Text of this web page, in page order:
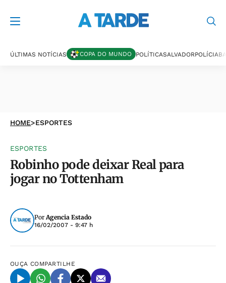
ÚLTIMAS NOTÍCIAS COPA DO MUNDO POLÍTICASALVADORPOLÍCIA
HOME>ESPORTES
ESPORTES
Robinho pode deixar Real para
jogar no Tottenham
PorAgencia Estado
16/02/2007 - 9:47 h
OUÇA COMPARTILHE